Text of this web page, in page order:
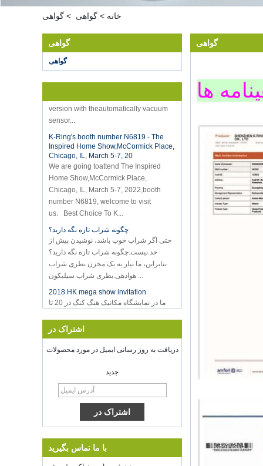
خانه > گواهی > گواهی
گواهی
گواهی
Hot selling products
Hot selling products :portable mini
vacuum sealer 1) For the vacuum
sealer, we have two versions, updated
sensor...
K-Ring's booth number N6819 - The
Inspired Home Show,McCormick Place,
Chicago, IL, March 5-7, 20
We are going toattend The Inspired
Home Show,McCormick Place,
Chicago, IL, March 5-7, 2022,booth
number N6819, welcome to visit
us. Best Choice To K...
چگونه شراب تازه نگه دارید؟
حتی اگر شراب خوب باشد، نوشیدن بیش از
حد نیست.چگونه شراب تازه نگه دارید؟
بنابراین، ما نیاز به یک مخزن بطری شراب
هوادهی.بطری شراب سیلیکون ...
2018 HK mega show invitation
ما در نمایشگاه مکانیک هنگ کنگ در 20 تا
23 اکتبر 2018 حضور خواهیم داشت، هر دو
الهام گرفته شده، McCormick محل شیکاگو
ذخیره سازی مواد غذایی خلاء سیلر
موفق باشید با کار خود را در طول سال جدید
شنژن کرینگ بر روی 8 فدرال رزرو شده
است.2022. برای اطلاعات بیشتر
Bussiness، لطفا با وندی تماس
sales5@kring.com Tel / WhatsApp: +8
...
اشتراک در
دریافت به روز رسانی ایمیل در مورد محصولات
جدید
با ما تماس بگیرید
گواهی
ها